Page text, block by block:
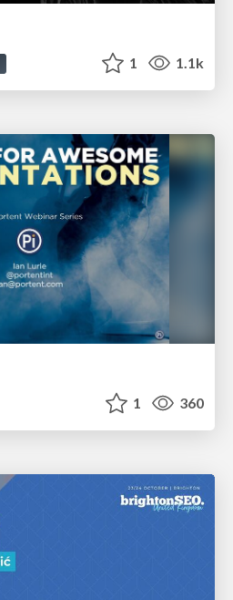
1 1.1k
1 360